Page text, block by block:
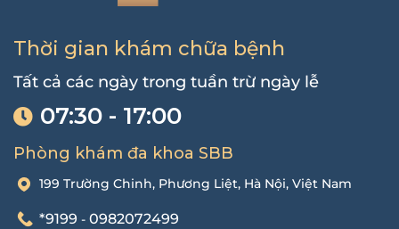
Thời gian khám chữa bệnh
Tất cả các ngày trong tuần trừ ngày lễ
07:30 - 17:00
Phòng khám đa khoa SBB
199 Trường Chinh, Phương Liệt, Hà Nội, Việt Nam
*9199 - 0982072499